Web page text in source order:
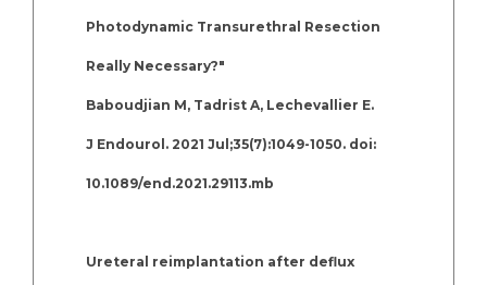
Photodynamic Transurethral Resection
Really Necessary?"
Baboudjian M, Tadrist A, Lechevallier E.
J Endourol. 2021 Jul;35(7):1049-1050. doi:
10.1089/end.2021.29113.mb
Ureteral reimplantation after deflux